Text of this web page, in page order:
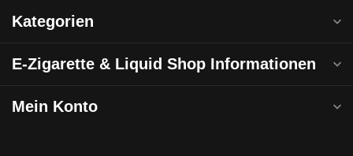
Kategorien
E-Zigarette & Liquid Shop Informationen
Mein Konto